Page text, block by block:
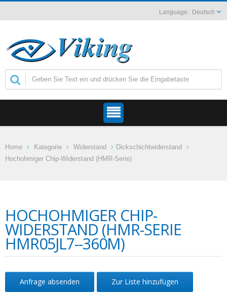
Deutsch
Home Kategorie Widerstand
Dickschichtwiderstand
Hochohmiger Chip-Widerstand (HMR-Serie)
HOCHOHMIGER CHIP-
WIDERSTAND (HMR-SERIE
HMR05JL7--360M)
Anfrage absenden Zur Liste hinzufügen